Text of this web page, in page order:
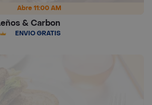
Abre 11:00 AM
& Carbon
ENVÍO GRATIS